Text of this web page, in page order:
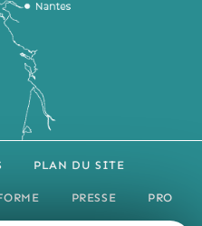
PLAN DU SITE
PRESSE PRO